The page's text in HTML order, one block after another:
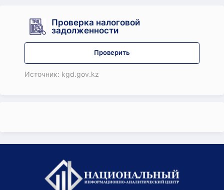
Проверка налоговой
задолженности
Проверить
Источник: kgd.gov.kz